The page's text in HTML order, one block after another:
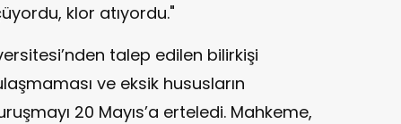
klor atıyordu."
talep edilen bilirkişi
ve eksik hususların
20 Mayıs’a erteledi. Mahkeme,